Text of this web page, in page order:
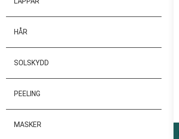
HÅR
SOLSKYDD
PEELING
MASKER